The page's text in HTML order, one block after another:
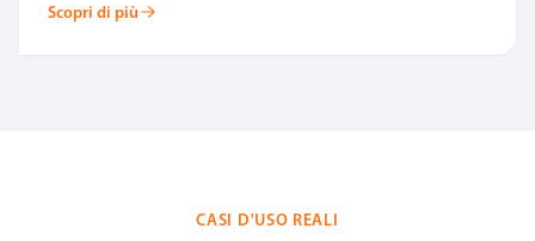
Scopri di più
CASI D'USO REALI